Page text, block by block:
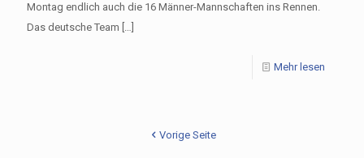
Montag endlich auch die 16 Männer-Mannschaften ins Rennen.
Das deutsche Team […]
Mehr lesen
Vorige Seite